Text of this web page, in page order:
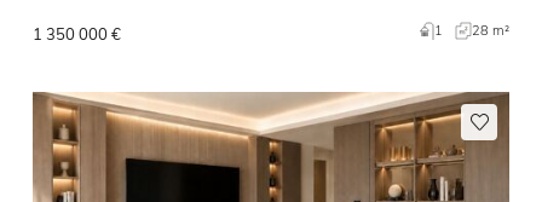
1 350 000 € 1 28 m²